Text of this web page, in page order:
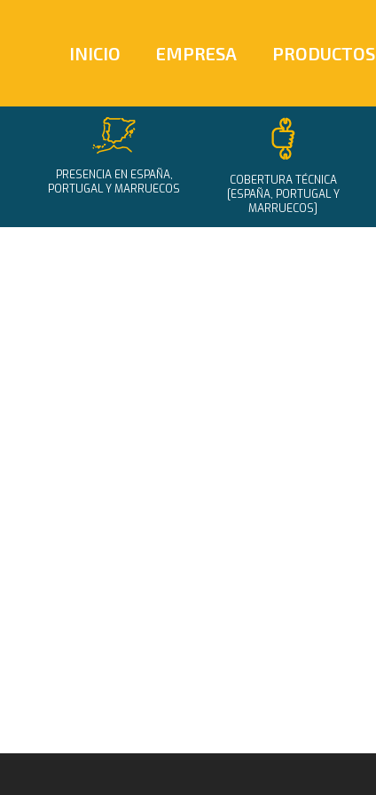
INICIO EMPRESA PRODUCTOS
PRESENCIA EN ESPAÑA,
PORTUGAL Y MARRUECOS
COBERTURA TÉCNICA
[ESPAÑA, PORTUGAL Y
MARRUECOS]